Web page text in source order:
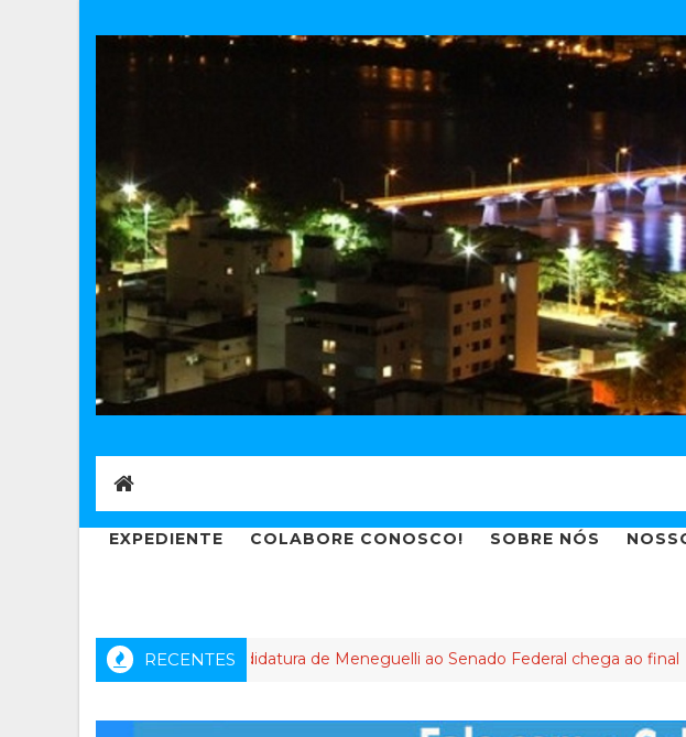
EXPEDIENTE COLABORE CONOSCO! SOBRE NÓS
RECENTES
a novela da candidatura de Meneguelli ao Senado Federal chega ao final